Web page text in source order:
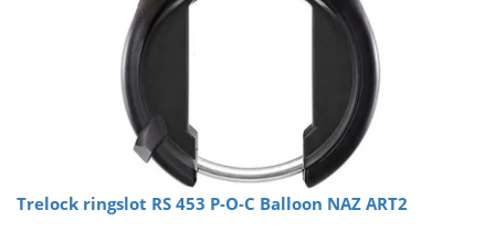
Trelock ringslot RS 453 P-O-C Balloon NAZ ART2